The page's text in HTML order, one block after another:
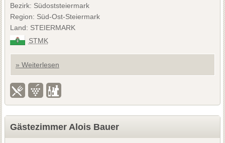
Bezirk: Südoststeiermark
Region: Süd-Ost-Steiermark
Land: STEIERMARK
STMK
» Weiterlesen
Gästezimmer Alois Bauer